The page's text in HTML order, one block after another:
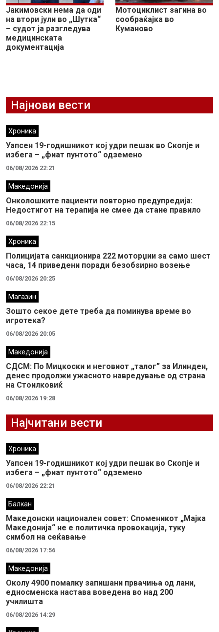
Јакимовски нема да оди
на втори јули во „Шутка“
– судот ја разгледува
медицинската
документација
Мотоциклист загина во
сообраќајка во
Куманово
Најнови вести
Хроника
Уапсен 19-годишникот кој удри пешак во Скопје и
избега – „фиат пунтото“ одземено
06/08/2026 22:21
Македонија
Онколошките пациенти повторно предупредија:
Недостигот на терапија не смее да стане правило
06/08/2026 22:15
Хроника
Полицијата санкционира 222 моторџии за само шест
часа, 14 приведени поради безобѕирно возење
06/08/2026 20:25
Магазин
Зошто секое дете треба да поминува време во
игротека?
06/08/2026 20:05
Македонија
СДСМ: По Мицкоски и неговиот „талог” за Илинден,
денес продолжи ужасното навредување од страна
на Стоилковиќ
06/08/2026 19:28
Најчитани вести
Хроника
Уапсен 19-годишникот кој удри пешак во Скопје и
избега – „фиат пунтото“ одземено
06/08/2026 22:21
Балкан
Македонски национален совет: Споменикот „Мајка
Македонија“ не е политичка провокација, туку
симбол на сеќавање
06/08/2026 17:56
Македонија
Околу 4900 помалку запишани првачиња од лани,
едносменска настава воведена во над 200
училишта
06/08/2026 14:29